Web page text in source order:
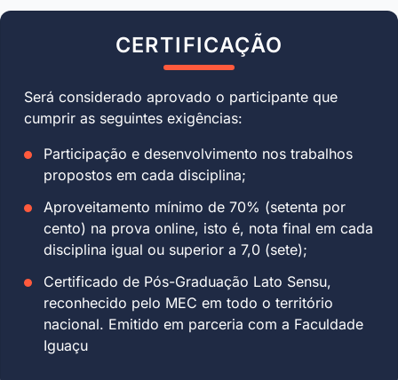
CERTIFICAÇÃO
Será considerado aprovado o participante que
cumprir as seguintes exigências:
Participação e desenvolvimento nos trabalhos
propostos em cada disciplina;
Aproveitamento mínimo de 70% (setenta por
cento) na prova online, isto é, nota final em cada
disciplina igual ou superior a 7,0 (sete);
Certificado de Pós-Graduação Lato Sensu,
reconhecido pelo MEC em todo o território
nacional. Emitido em parceria com a Faculdade
Iguaçu